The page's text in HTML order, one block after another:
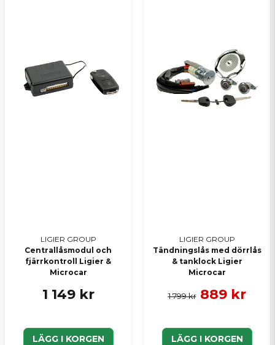
LIGIER GROUP
Centrallåsmodul och
fjärrkontroll Ligier &
Microcar
1 149 kr
LÄGG I KORGEN
LIGIER GROUP
Tändningslås med dörrlås
& tanklock Ligier
Microcar
1 799 kr 889 kr
LÄGG I KORGEN